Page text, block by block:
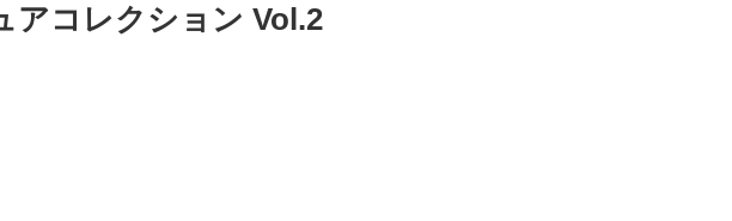
アコレクション Vol.2